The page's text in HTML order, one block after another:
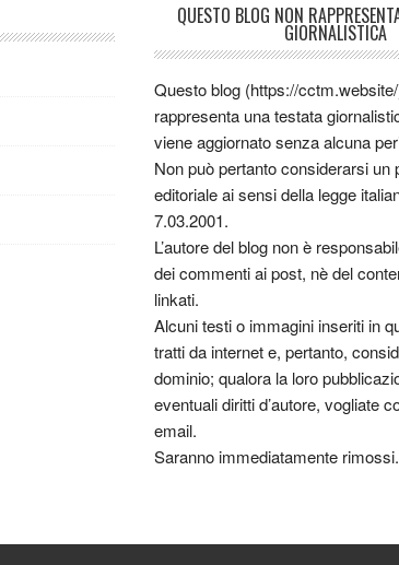
QUESTO BLOG NON
GIORNALISTICA
Questo blog (https://
rappresenta una testata
viene aggiornato senza alcuna
Non può pertanto considerarsi un
editoriale ai sensi della legge
7.03.2001.
L’autore del blog non è
dei commenti ai post, nè del
linkati.
Alcuni testi o immagini inseriti in
tratti da internet e, pertanto,
dominio; qualora la loro
eventuali diritti d’autore, vogliate
email.
Saranno immediatamente rimossi.